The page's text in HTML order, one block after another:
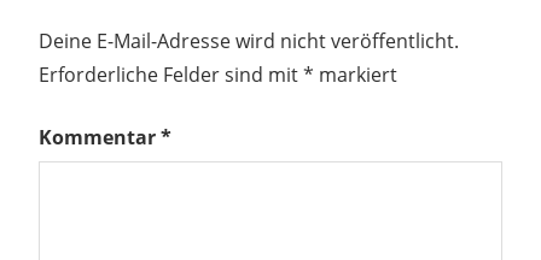
Deine E-Mail-Adresse wird nicht veröffentlicht.
Erforderliche Felder sind mit* markiert
Kommentar*